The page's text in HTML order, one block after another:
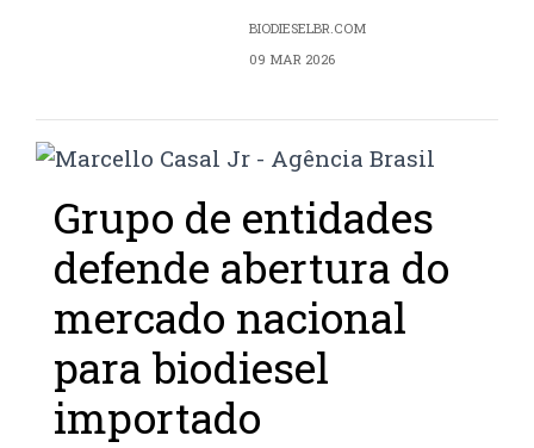
BIODIESELBR.COM
09 MAR 2026
Grupo de entidades
defende abertura do
mercado nacional
para biodiesel
importado